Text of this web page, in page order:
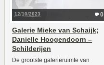
0
12/10/2023
Galerie Mieke van Schaijk;
Danielle Hoogendoorn –
Schilderijen
De grootste galerieruimte van